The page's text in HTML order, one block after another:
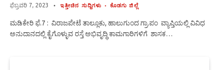
ಫೆಬ್ರವರಿ 7, 2023 ಇತ್ತೀಚಿನ ಸುದ್ದಿಗಳು ಕೊಡಗು ಜಿಲ್ಲೆ
ಮಡಿಕೇರಿ ಫೆ.7 : ವಿರಾಜಪೇಟೆ ತಾಲ್ಲೂಕು, ಹಾಲುಗುಂದ ಗ್ರಾ.ಪಂ ವ್ಯಾಪ್ತಿಯಲ್ಲಿ ವಿವಿಧ
ಅನುದಾನದಲ್ಲಿ ಕೈಗೊಳ್ಳುವ ರಸ್ತೆ ಅಭಿವೃದ್ಧಿ ಕಾಮಗಾರಿಗಳಿಗೆ ಶಾಸಕ…